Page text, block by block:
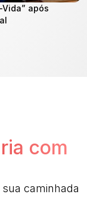
após
com
caminhada